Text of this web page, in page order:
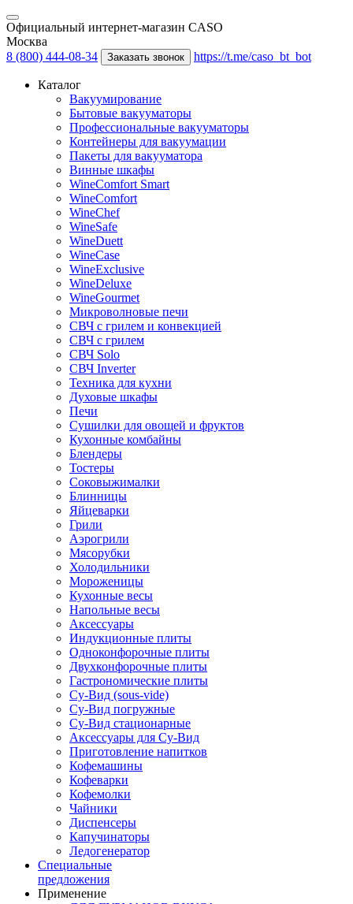
Официальный интернет-магазин CASO
Москва
8 (800) 444-08-34
Заказать звонок https://t.me/caso_bt_bot
Каталог
Вакуумирование
Бытовые вакууматоры
Профессиональные вакууматоры
Контейнеры для вакуумации
Пакеты для вакууматора
Винные шкафы
WineComfort Smart
WineComfort
WineChef
WineSafe
WineDuett
WineCase
WineExclusive
WineDeluxe
WineGourmet
Микроволновые печи
СВЧ с грилем и конвекцией
СВЧ с грилем
СВЧ Solo
СВЧ Inverter
Техника для кухни
Духовые шкафы
Печи
Сушилки для овощей и фруктов
Кухонные комбайны
Блендеры
Тостеры
Соковыжималки
Блинницы
Яйцеварки
Грили
Аэрогрили
Мясорубки
Холодильники
Мороженицы
Кухонные весы
Напольные весы
Аксессуары
Индукционные плиты
Одноконфорочные плиты
Двухконфорочные плиты
Гастрономические плиты
Су-Вид (sous-vide)
Су-Вид погружные
Су-Вид стационарные
Аксессуары для Су-Вид
Приготовление напитков
Кофемашины
Кофеварки
Кофемолки
Чайники
Диспенсеры
Капучинаторы
Ледогенератор
Специальные
предложения
Применение